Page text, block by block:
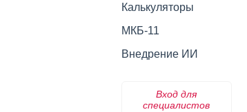
Калькуляторы
МКБ-11
Внедрение ИИ
Вход для
специалистов